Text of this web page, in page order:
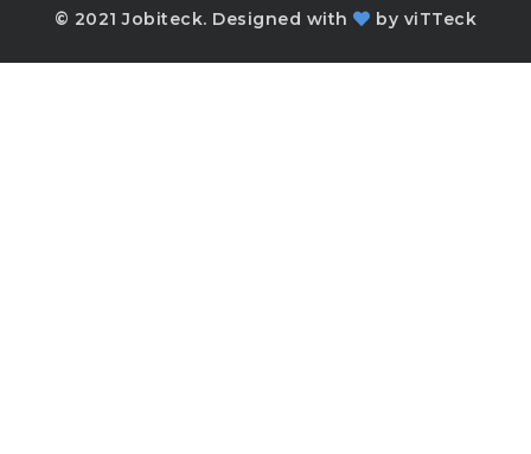
© 2021 Jobiteck. Designed with by viTTeck